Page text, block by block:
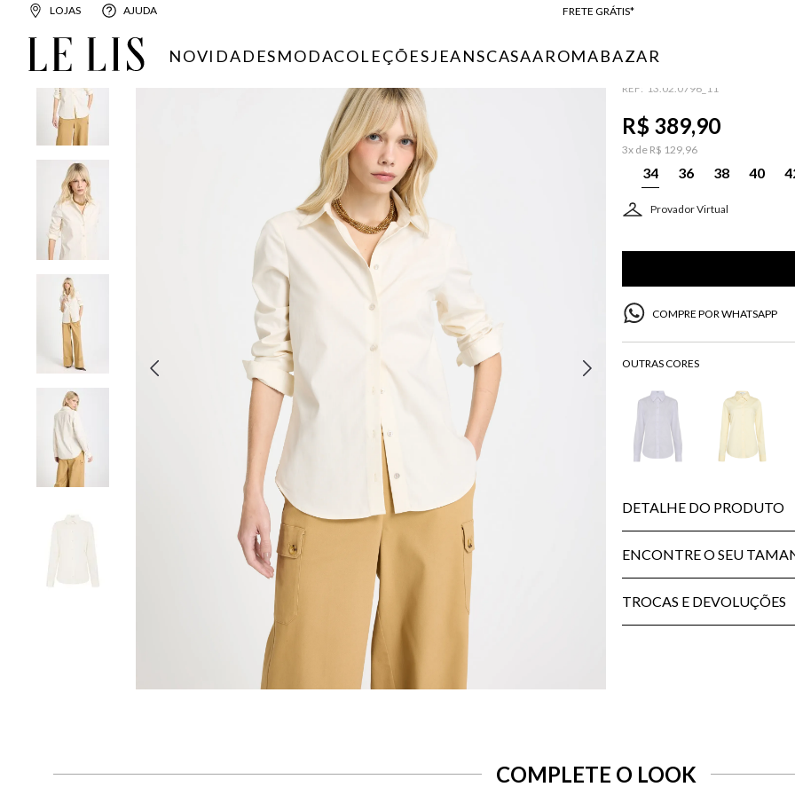
LOJAS AJUDA
ENTREGA EXPRESSA*
BAIXE O APP
NOVIDADESMODACOLEÇÕESJEANSCASAAROMABAZAR
FEMININO
CAMISA LE LIS
: 13.02.0796_11
R$ 389,90
3x de R$ 129,96
34 36 38 40
Provador Virtual
COMPRE POR WHATSAPP
DETALHE DO PRODUTO
ENCONTRE O SEU
TROCAS E DEVOLUÇÕES
COMPLETE O LOOK